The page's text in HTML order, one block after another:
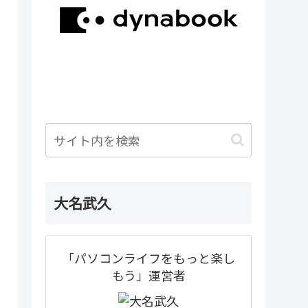
大名武久
「パソコンライフをもっと楽し
もう」運営者